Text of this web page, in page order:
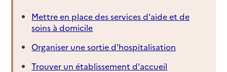
Mettre en place des services d'aide et de
soins à domicile
Organiser une sortie d'hospitalisation
Trouver un établissement d'accueil